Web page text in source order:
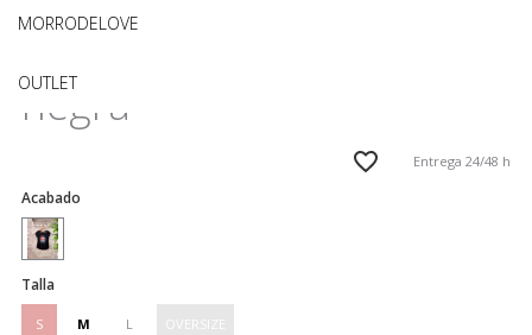
MORRODELOVE
OUTLET
PR20MOR02NEGROM
negra
Entrega 24/48 h
Acabado
Talla
S M L